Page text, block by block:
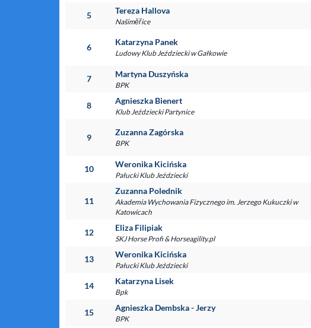
5 Tereza Hallova
Našiměřice
6
Katarzyna Panek
Ludowy Klub Jeździecki w Gałkowie
7 Martyna Duszyńska
BPK
8 Agnieszka Bienert
Klub Jeździecki Partynice
9
Zuzanna Zagórska
BPK
10 Weronika Kicińska
Pałucki Klub Jeździecki
11
Zuzanna Polednik
Akademia Wychowania Fizycznego im. Jerzego Kukuczki w
Katowicach
12 Eliza Filipiak
SKJ Horse Profi & Horseagility.pl
13 Weronika Kicińska
Pałucki Klub Jeździecki
14 Katarzyna Lisek
Bpk
15 Agnieszka Dembska - Jerzy
BPK